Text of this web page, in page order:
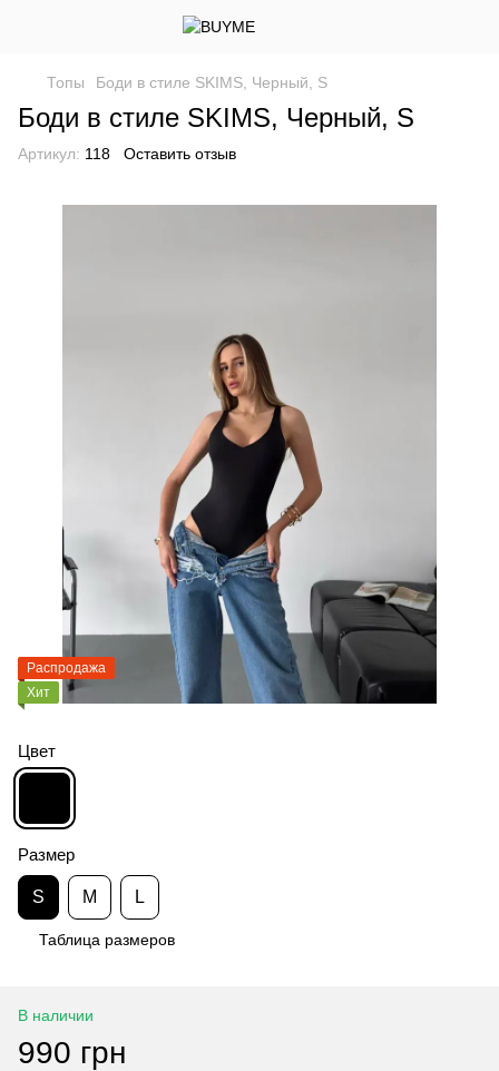
Топы Боди в стиле SKIMS, Черный, S
Боди в стиле SKIMS, Черный, S
Артикул: 118 Оставить отзыв
Распродажа
Хит
Цвет
Размер
S M L
Таблица размеров
В наличии
990 грн